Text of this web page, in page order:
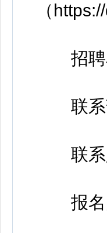
（
招聘
联系
联系
报名